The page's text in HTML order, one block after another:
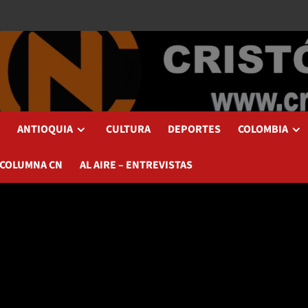
ANTIOQUIA CULTURA DEPORTES COLOMBIA
CN AL AIRE – ENTREVISTAS